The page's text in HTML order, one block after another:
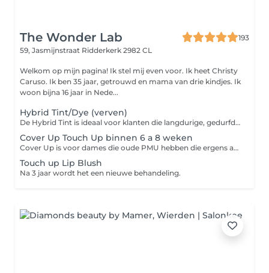
The Wonder Lab
193
59, Jasmijnstraat Ridderkerk 2982 CL
Welkom op mijn pagina! Ik stel mij even voor. Ik heet Christy
Caruso. Ik ben 35 jaar, getrouwd en mama van drie kindjes. Ik
woon bijna 16 jaar in Nede...
Hybrid Tint/Dye (verven)
De Hybrid Tint is ideaal voor klanten die langdurige, gedurfde resultaten willen. De verf kleurt de huid t/m 7 dagen en de haartjes t/m 7 weken!! De gelstructuur garandeert consistente resultaten op alle huidtypes. De Hybrid Tint geeft een look van vollere wenkbrauwen en heeft een rijker en helderder effect dan normale wenkbrauw verf, en heeft minder verwerkingstijd nodig dan Henna.
Cover Up Touch Up binnen 6 a 8 weken
Cover Up is voor dames die oude PMU hebben die ergens anders zijn gezet of dames die eerder Microblading bij mij hebben gezet en nu Powderbrows willen doen.
Touch up Lip Blush
Na 3 jaar wordt het een nieuwe behandeling.